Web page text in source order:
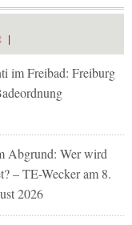
im Freibad: Freiburg
Abgrund: Wer wird
– TE-Wecker am 8.
2026